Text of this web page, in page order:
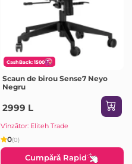
CashBack: 1500
Scaun de birou Sense7 Neyo
Negru
2999 L
Vînzător: Eliteh Trade
0(0)
Cumpără Rapid